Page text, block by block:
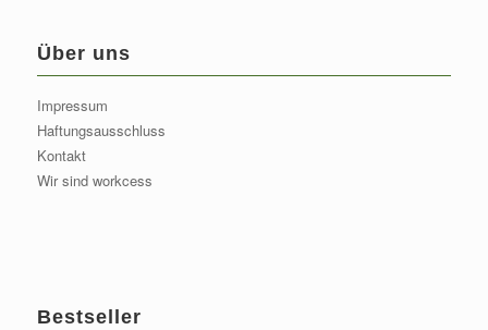
Über uns
Impressum
Haftungsausschluss
Kontakt
Wir sind workcess
Bestseller